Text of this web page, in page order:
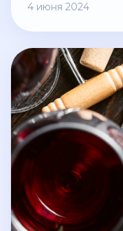
столом, улыбки
несколько
вашей печени,
жирная пища -
ЖКТ.
4 июня 2024